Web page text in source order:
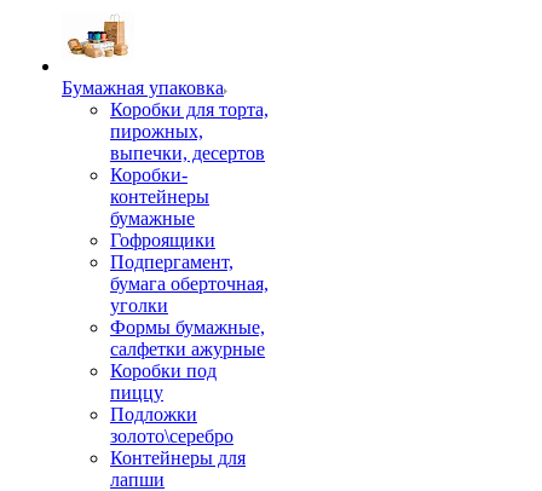
Бумажная упаковка
Коробки для торта,
пирожных,
выпечки, десертов
Коробки-
контейнеры
бумажные
Гофроящики
Подпергамент,
бумага оберточная,
уголки
Формы бумажные,
салфетки ажурные
Коробки под
пиццу
Подложки
золото\серебро
Контейнеры для
лапши